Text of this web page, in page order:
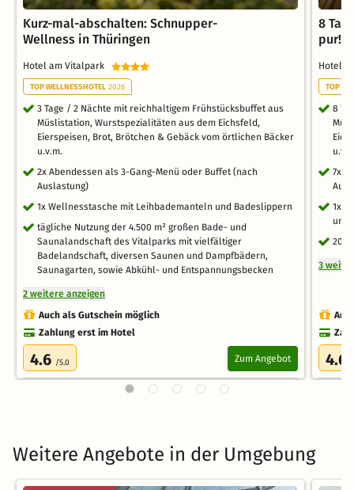
Kurz-mal-abschalten: Schnupper-
Wellness in Thüringen
Hotel am Vitalpark
TOP WELLNESSHOTEL 2026
3 Tage / 2 Nächte mit reichhaltigem Frühstücksbuffet aus
Müslistation, Wurstspezialitäten aus dem Eichsfeld,
Eierspeisen, Brot, Brötchen & Gebäck vom örtlichen Bäcker
u.v.m.
2x Abendessen als 3-Gang-Menü oder Buffet (nach
Auslastung)
1x Wellnesstasche mit Leihbademanteln und Badeslippern
tägliche Nutzung der 4.500 m² großen Bade- und
Saunalandschaft des Vitalparks mit vielfältiger
Badelandschaft, diversen Saunen und Dampfbädern,
Saunagarten, sowie Abkühl- und Entspannungsbecken
2 weitere anzeigen
Auch als Gutschein möglich
Zahlung erst im Hotel
4.6 /5.0 Zum Angebot
8
pur!
Hotel
TOP
8
7x
1x
und
20
3
4.6
Weitere Angebote in der Umgebung